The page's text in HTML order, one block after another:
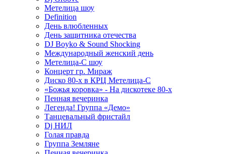
Метелица шоу
Definition
День влюбленных
День защитника отечества
DJ Boyko & Sound Shocking
Международный женский день
Метелица-С шоу
Концерт гр. Мираж
Диско 80-х в КРЦ Метелица-С
«Божья коровка» - На дискотеке 80-х
Пенная вечеринка
Легенда! Группа «Демо»
Танцевальный фристайл
Dj НИЛ
Голая правда
Группа Земляне